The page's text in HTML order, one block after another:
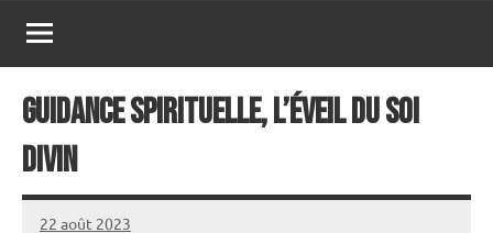
Coaching
Guidance spirituelle, l’éveil du soi
divin
22 août 2023